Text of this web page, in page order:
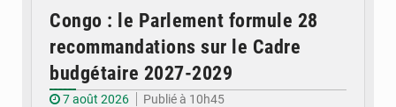
Congo : le Parlement formule 28
recommandations sur le Cadre
budgétaire 2027-2029
7 août 2026
Publié à 10h45